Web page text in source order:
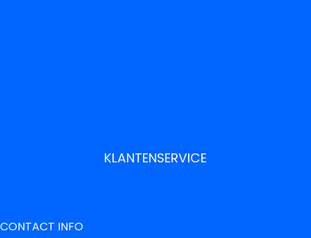
KLANTENSERVICE
CONTACT INFO